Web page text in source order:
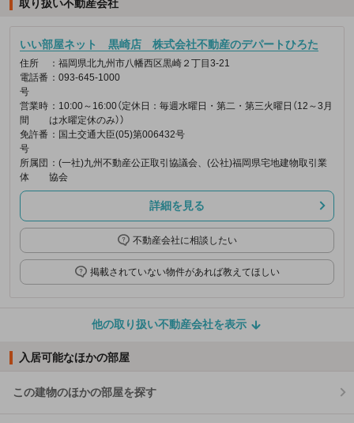
取り扱い不動産会社
いい部屋ネット 黒崎店 株式会社不動産のデパートひろた
住所
：福岡県北九州市八幡西区黒崎２丁目3-21
電話番
号
：093-645-1000
営業時
間
：10:00～16:00（定休日：毎週水曜日・第二・第三火曜日（12～3月
は水曜定休のみ））
免許番
号
：国土交通大臣(05)第006432号
所属団
体
：(一社)九州不動産公正取引協議会、(公社)福岡県宅地建物取引業
協会
詳細を見る
不動産会社に相談したい
掲載されていない物件があれば教えてほしい
他の取り扱い不動産会社を表示
入居可能なほかの部屋
この建物のほかの部屋を探す